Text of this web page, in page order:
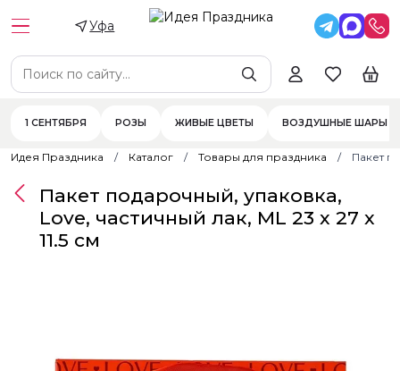
Уфа
1 СЕНТЯБРЯ РОЗЫ ЖИВЫЕ ЦВЕТЫ ВОЗДУШНЫЕ ШАРЫ
Идея Праздника Каталог Товары для праздника Пакет
Пакет подарочный, упаковка,
Love, частичный лак, ML 23 х 27 х
11.5 см